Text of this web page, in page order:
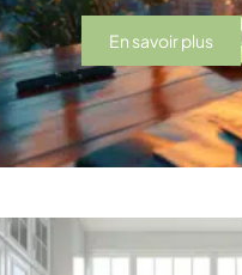
En savoir plus